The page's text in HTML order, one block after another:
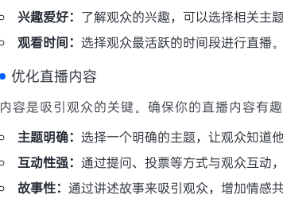
兴趣爱好： 了解观众的兴趣，可以选择相关主题
观看时间： 选择观众最活跃的时间段进行直播。
优化直播内容
内容是吸引观众的关键。确保你的直播内容有
主题明确： 选择一个明确的主题，让观众知道
互动性强： 通过提问、投票等方式与观众互动，
故事性： 通过讲述故事来吸引观众，增加情感共